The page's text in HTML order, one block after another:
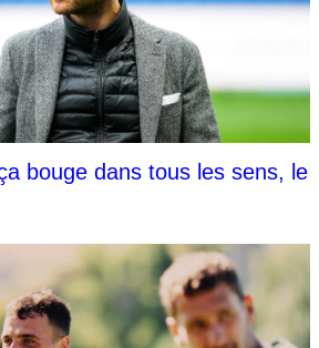
bouge dans tous les sens, le